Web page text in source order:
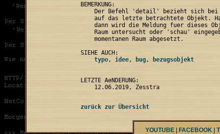
BEMERKUNG:
Der Befehl 'detail' bezieht sich
auf das letzte betrachtete Objekt.
dann wird die Meldung fuer dieses
Raum untersucht oder 'schau'
    momentanen Raum abgesetzt.
    typo
, idee , bug ,
LETZTE AeNDERUNG:
zurück zur Übersicht
YOUTUBE | FACEBOOK |